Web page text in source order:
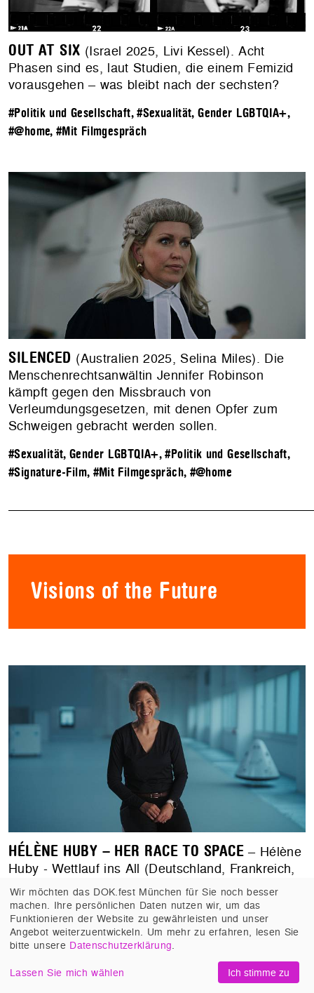
OUT AT SIX (Israel 2025, Livi Kessel). Acht
Phasen sind es, laut Studien, die einem Femizid
vorausgehen – was bleibt nach der sechsten?
#Politik und Gesellschaft,#Sexualität, Gender LGBTQIA+,
#@home,#Mit Filmgespräch
SILENCED (Australien 2025, Selina Miles). Die
Menschenrechtsanwältin Jennifer Robinson
kämpft gegen den Missbrauch von
Verleumdungsgesetzen, mit denen Opfer zum
Schweigen gebracht werden sollen.
#Sexualität, Gender LGBTQIA+,#Politik und Gesellschaft,
#Signature-Film, #Mit Filmgespräch, #@home
Visions of the Future
HÉLÈNE HUBY – HER RACE TO SPACE – Hélène
Huby - Wettlauf ins All (Deutschland, Frankreich,
Guyana, Schweiz, USA 2025, Nadine Neumann,
Ira Beetz, Lena Leonhardt). Europas Antwort auf
SpaceX: Hélène Huby baut Raumkapseln mit
Teamgeist statt Ellenbogen.
#Wissenschaft und
#Politik und Gesellschaft,#Nur im Kino,
Wir möchten das DOK.fest München für Sie noch besser
machen. Ihre persönlichen Daten nutzen wir, um das
Funktionieren der Website zu gewährleisten und unser
Angebot weiterzuentwickeln. Um mehr zu erfahren, lesen Sie
bitte unsere Datenschutzerklärung.
Lassen Sie mich wählen Ich stimme zu